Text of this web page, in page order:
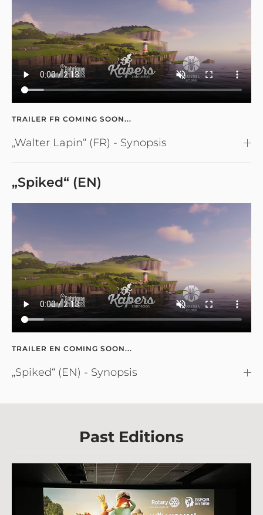
TRAILER FR COMING SOON...
„Walter Lapin“ (FR) - Synopsis
„Spiked“ (EN)
TRAILER EN COMING SOON...
„Spiked“ (EN) - Synopsis
Past Editions